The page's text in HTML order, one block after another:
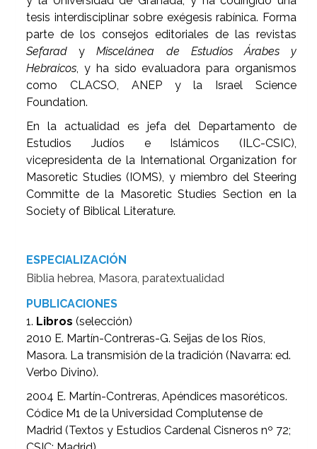
tesis interdisciplinar sobre exégesis rabínica. Forma
parte de los consejos editoriales de las revistas
Sefarad yMiscelánea de Estudios Árabes y
Hebraicos, y ha sido evaluadora para organismos
como CLACSO, ANEP y la Israel Science
Foundation.
En la actualidad es jefa del Departamento de
Estudios Judíos e Islámicos (ILC-CSIC),
vicepresidenta de la International Organization for
Masoretic Studies (IOMS), y miembro del Steering
Committe de la Masoretic Studies Section en la
Society of Biblical Literature.
ESPECIALIZACIÓN
Biblia hebrea, Masora, paratextualidad
PUBLICACIONES
1. Libros (selección)
2010 E. Martín-Contreras-G. Seijas de los Ríos,
Masora. La transmisión de la tradición (Navarra: ed.
Verbo Divino).
2004 E. Martín-Contreras, Apéndices masoréticos.
Códice M1 de la Universidad Complutense de
Madrid (Textos y Estudios Cardenal Cisneros nº 72;